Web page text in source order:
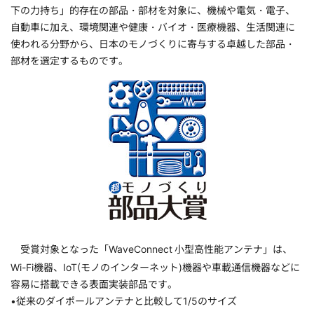
下の力持ち」的存在の部品・部材を対象に、機械や電気・電子、
自動車に加え、環境関連や健康・バイオ・医療機器、生活関連に
使われる分野から、日本のモノづくりに寄与する卓越した部品・
部材を選定するものです。
受賞対象となった「WaveConnect小型高性能アンテナ」は、
Wi-Fi機器、IoT(モノのインターネット)機器や車載通信機器などに
容易に搭載できる表面実装部品です。
•従来のダイポールアンテナと比較して1/5のサイズ